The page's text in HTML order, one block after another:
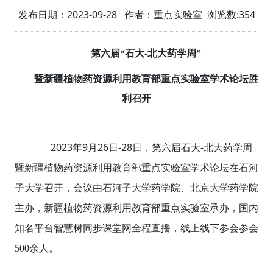
发布日期：2023-09-28 作者：重点实验室 浏览数:354
第六届“石大-北大药学周”
暨新疆植物药资源利用教育部重点实验室学术论坛胜
利召开
2023年9月 26日 -28日，第六届石大-北大药学周
暨新疆植物药资源利用教育部重点实验室学术论坛在石河
子大学召开，会议由石河子大学药学院、北京大学药学院
主办，新疆植物药资源利用教育部重点实验室承办，国内
知名平台智慧树同步课堂网全程直播，线上线下参会参会
500余人。